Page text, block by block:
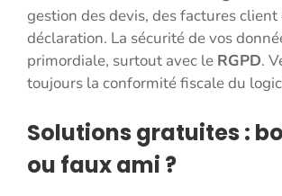
gestion des devis, des factures client
déclaration. La sécurité de vos
primordiale, surtout avec le RGPD.
toujours la conformité fiscale du
Solutions gratuites :
ou faux ami ?